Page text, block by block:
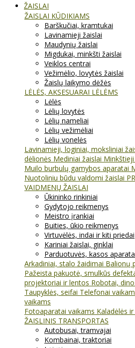
ŽAISLAI
ŽAISLAI KŪDIKIAMS
Barškučiai, kramtukai
Lavinamieji žaislai
Maudynių žaislai
Migdukai, minkšti žaislai
Veiklos centrai
Vežimėlio, lovytės žaislai
Žaislų laikymo dėžės
LĖLĖS, AKSESUARAI LĖLĖMS
Lėlės
Lėlių lovytės
Lėlių nameliai
Lėlių vežimėliai
Lėlių vonelės
Lavinamieji, loginiai, moksliniai
dėlionės Mediniai žaislai
Muilo burbulų gamybos aparatai
Nuotoliniu būdu valdomi žaislai
VAIDMENŲ ŽAISLAI
Ūkininko rinkiniai
Gydytojo reikmenys
Meistro įrankiai
Buities, ūkio reikmenys
Virtuvėlės, indai ir kiti priedai
Kariniai žaislai, ginklai
Parduotuvės, kasos
Arkadiniai, stalo žaidimai Balionų
Pažeista pakuotė, smulkūs
projektoriai ir lentos Robotai,
Taupyklės, seifai Telefonai
vaikams
Fotoaparatai vaikams Kaladėlės
ŽAISLINIS TRANSPORTAS
Autobusai, tramvajai
Kombainai, traktoriai